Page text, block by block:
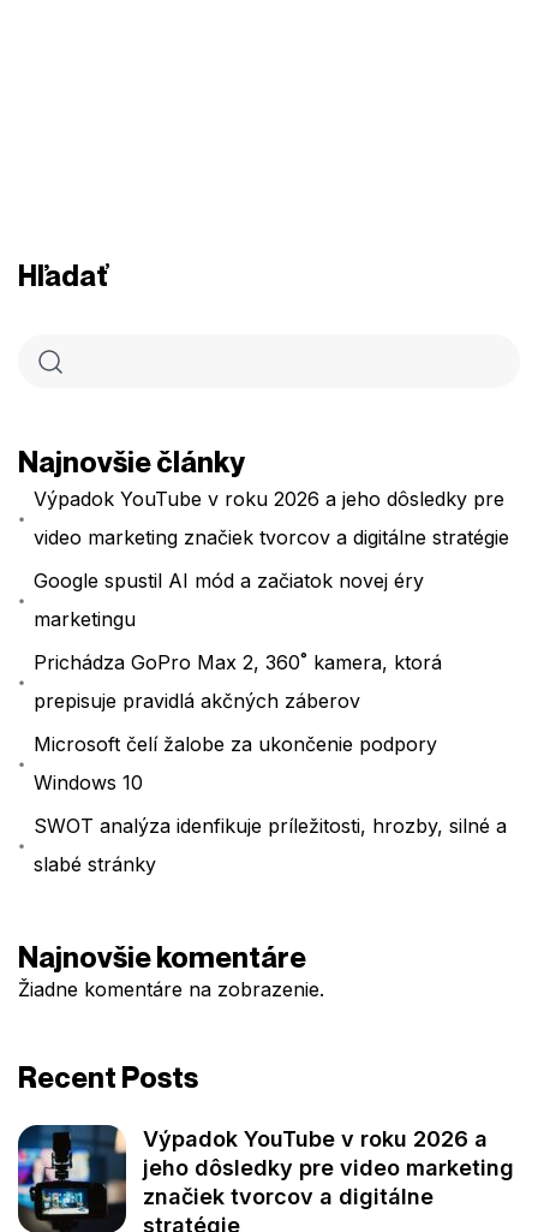
Hľadať
Najnovšie články
Výpadok YouTube v roku 2026 a jeho dôsledky pre
video marketing značiek tvorcov a digitálne stratégie
Google spustil AI mód a začiatok novej éry
marketingu
Prichádza GoPro Max 2, 360˚ kamera, ktorá
prepisuje pravidlá akčných záberov
Microsoft čelí žalobe za ukončenie podpory
Windows 10
SWOT analýza idenfikuje príležitosti, hrozby, silné a
slabé stránky
Najnovšie komentáre
Žiadne komentáre na zobrazenie.
Recent Posts
Výpadok YouTube v roku 2026 a
jeho dôsledky pre video marketing
značiek tvorcov a digitálne
stratégie